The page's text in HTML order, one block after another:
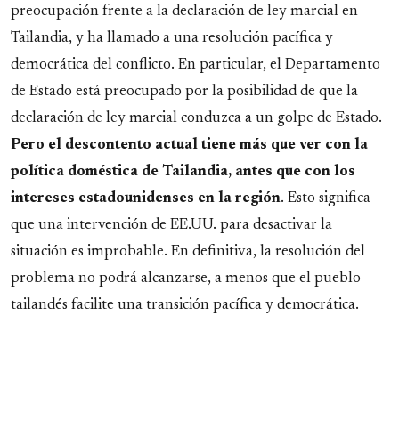
preocupación frente a la declaración de ley marcial en
Tailandia, y ha llamado a una resolución pacífica y
democrática del conflicto. En particular, el Departamento
de Estado está preocupado por la posibilidad de que la
declaración de ley marcial conduzca a un golpe de Estado.
Pero el descontento actual tiene más que ver con la
política doméstica de Tailandia, antes que con los
intereses estadounidenses en la región. Esto significa
que una intervención de EE.UU. para desactivar la
situación es improbable. En definitiva, la resolución del
problema no podrá alcanzarse, a menos que el pueblo
tailandés facilite una transición pacífica y democrática.